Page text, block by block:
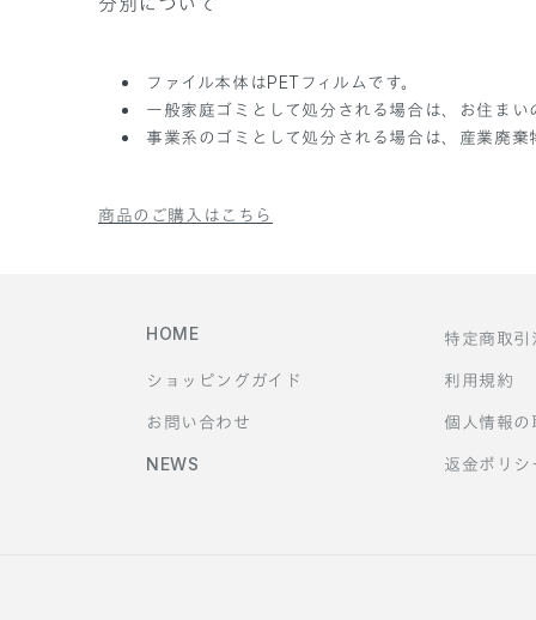
ファイル本体はPETフィルムです。
一般家庭ゴミとして処分される場合は、お住ま
事業系のゴミとして処分される場合は、産業廃棄
商品のご購入はこちら
HOME 特定商取
ショッピングガイド 利用規約
お問い合わせ 個人情報
NEWS 返金ポリシ